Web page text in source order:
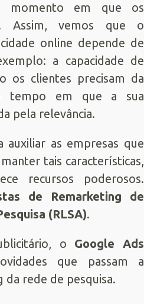
momento em que os
Assim, vemos que o
online depende de
a capacidade de
os clientes precisam da
tempo em que a sua
pela relevância.
auxiliar as empresas que
tais características,
recursos poderosos.
de Remarketing de
(RLSA).
o Google Ads
que passam a
rede de pesquisa.